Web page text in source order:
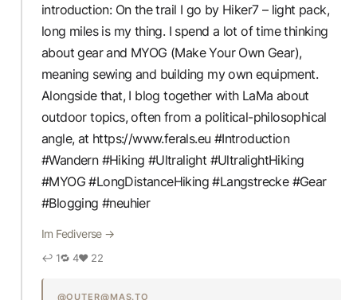
introduction: On the trail I go by Hiker7 – light pack,
long miles is my thing. I spend a lot of time thinking
about gear and MYOG (Make Your Own Gear),
meaning sewing and building my own equipment.
Alongside that, I blog together with LaMa about
outdoor topics, often from a political-philosophical
angle, at https://www.ferals.eu #Introduction
#Wandern #Hiking #Ultralight #UltralightHiking
#MYOG #LongDistanceHiking #Langstrecke #Gear
#Blogging #neuhier
Im Fediverse →
↩ 1🔁 4♥ 22
@OUTER@MAS.TO